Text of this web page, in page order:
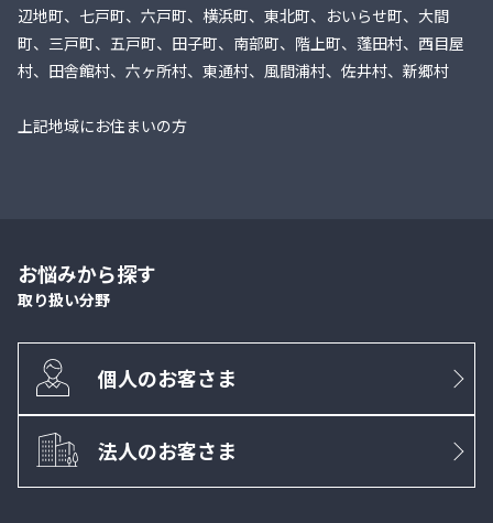
辺地町、七戸町、六戸町、横浜町、東北町、おいらせ町、大間
町、三戸町、五戸町、田子町、南部町、階上町、蓬田村、西目屋
村、田舎館村、六ヶ所村、東通村、風間浦村、佐井村、新郷村
上記地域にお住まいの方
お悩みから探す
取り扱い分野
個人のお客さま
法人のお客さま